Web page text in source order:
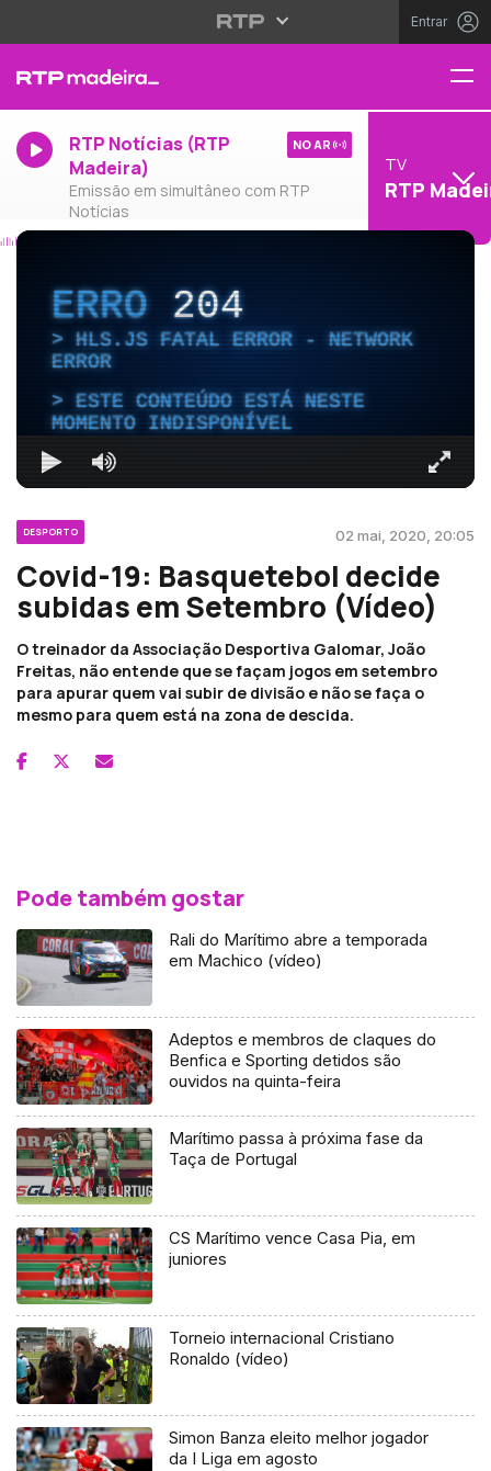
Entrar
RTP Notícias (RTP
Madeira)
Emissão em simultâneo com RTP
Notícias
NO AR
TV
RTP
ERRO204
HLS.JS FATAL ERROR - NETWORK
ERROR
ESTE CONTEÚDO ESTÁ NESTE
MOMENTO INDISPONÍVEL
DESPORTO 02 mai, 2020, 20:05
Covid-19: Basquetebol decide
subidas em Setembro (Vídeo)
O treinador da Associação Desportiva Galomar, João
Freitas, não entende que se façam jogos em setembro
para apurar quem vai subir de divisão e não se faça o
mesmo para quem está na zona de descida.
Pode também gostar
Rali do Marítimo abre a temporada
em Machico (vídeo)
Adeptos e membros de claques do
Benfica e Sporting detidos são
ouvidos na quinta-feira
Marítimo passa à próxima fase da
Taça de Portugal
CS Marítimo vence Casa Pia, em
juniores
Torneio internacional Cristiano
Ronaldo (vídeo)
Simon Banza eleito melhor jogador
da I Liga em agosto